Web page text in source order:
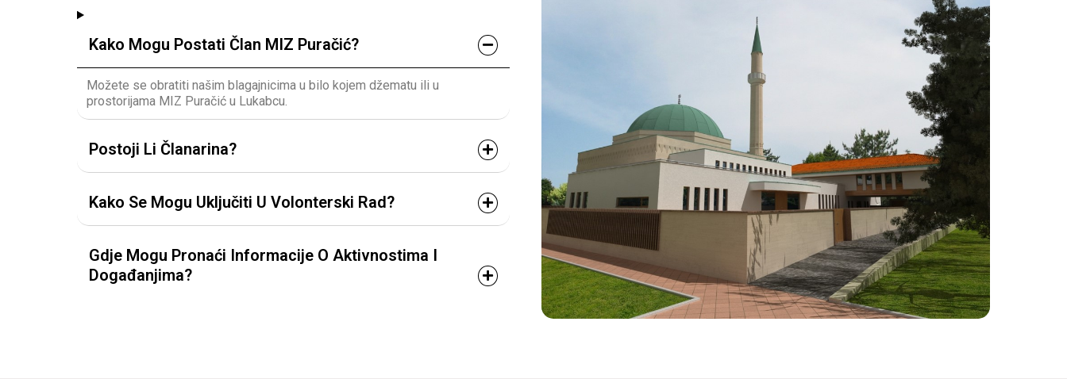
Kako Mogu Postati Član MIZ Puračić?
Možete se obratiti našim blagajnicima u bilo kojem džematu ili u
prostorijama MIZ Puračić u Lukabcu.
Postoji Li Članarina?
Kako Se Mogu Uključiti U Volonterski Rad?
Gdje Mogu Pronaći Informacije O Aktivnostima I
Događanjima?